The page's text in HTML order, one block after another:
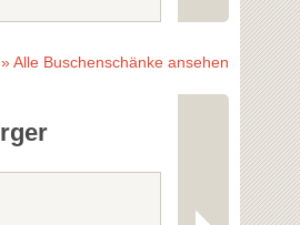
» Alle Buschenschänke ansehen